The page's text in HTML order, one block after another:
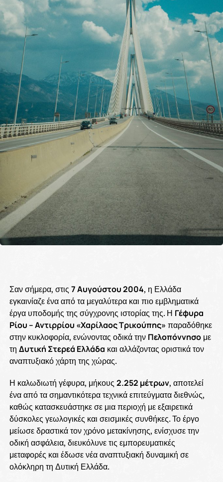
Σαν σήμερα, στις 7 Αυγούστου 2004, η Ελλάδα
εγκαινίαζε ένα από τα μεγαλύτερα και πιο εμβληματικά
έργα υποδομής της σύγχρονης ιστορίας της. Η Γέφυρα
Ρίου – Αντιρρίου «Χαρίλαος Τρικούπης» παραδόθηκε
στην κυκλοφορία, ενώνοντας οδικά την Πελοπόννησομε
τη Δυτική Στερεά Ελλάδα και αλλάζοντας οριστικά τον
αναπτυξιακό χάρτη της χώρας.
Η καλωδιωτή γέφυρα, μήκους 2.252 μέτρων, αποτελεί
ένα από τα σημαντικότερα τεχνικά επιτεύγματα διεθνώς,
καθώς κατασκευάστηκε σε μια περιοχή με εξαιρετικά
δύσκολες γεωλογικές και σεισμικές συνθήκες. Το έργο
μείωσε δραστικά τον χρόνο μετακίνησης, ενίσχυσε την
οδική ασφάλεια, διευκόλυνε τις εμπορευματικές
μεταφορές και έδωσε νέα αναπτυξιακή δυναμική σε
ολόκληρη τη Δυτική Ελλάδα.